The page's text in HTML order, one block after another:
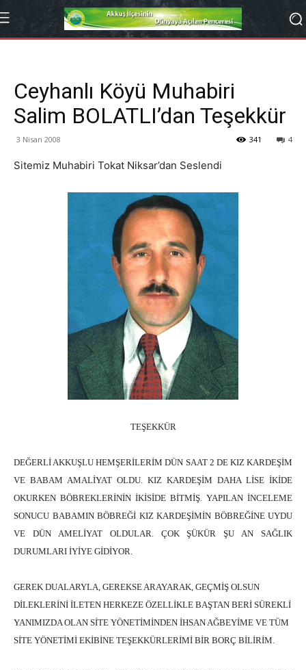
Ceyhanlı Köyü Muhabiri
Salim BOLATLI’dan Teşekkür
3 Nisan 2008 4
341
Sitemiz Muhabiri Tokat Niksar’dan Seslendi
TEŞEKKÜR
DEĞERLİ AKKUŞLU HEMŞERİLERİM DÜN SAAT 2 DE KIZ KARDEŞİM
VE BABAM AMALİYAT OLDU. KIZ KARDEŞİM DAHA LİSE İKİDE
OKURKEN BÖBREKLERİNİN İKİSİDE BİTMİŞ. YAPILAN İNCELEME
SONUCU BABAMIN BÖBREĞİ KIZ KARDEŞİMİN BÖBREĞİNE UYDU
VE DÜN AMELİYAT OLDULAR. ÇOK ŞÜKÜR ŞU AN SAĞLIK
DURUMLARI İYİYE GİDİYOR.
GEREK DUALARYLA, GEREKSE ARAYARAK, GEÇMİŞ OLSUN
DİLEKLERİNİ İLETEN HERKEZE ÖZELLİKLE BAŞTAN BERİ SÜREKLİ
YANIMIZDA OLAN SİTE YÖNETİMİNDEN İHSAN AĞBEYİME VE TÜM
SİTE YÖNETİMİ EKİBİNE TEŞEKKÜRLERİMİ BİR BORÇ BİLİRİM.